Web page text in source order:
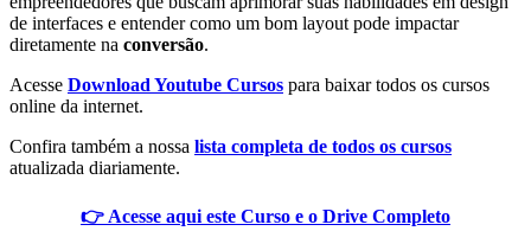
de interfaces e entender como um bom layout pode impactar
diretamente na conversão.
Acesse Download Youtube Cursos para baixar todos os cursos
online da internet.
Confira também a nossa lista completa de todos os cursos
atualizada diariamente.
👉 Acesse aqui este Curso e o Drive Completo